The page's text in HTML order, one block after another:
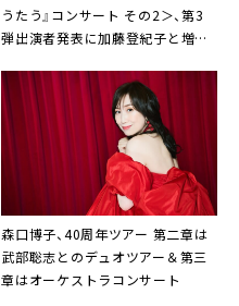
うたう』コンサート その2＞、第3
弾出演者発表に加藤登紀⼦と増⽥
森口博子、40周年ツアー 第二章は
武部聡志とのデュオツアー＆第三
章はオーケストラコンサート